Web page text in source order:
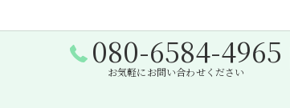
080-6584-4965
お気軽にお問い合わせください